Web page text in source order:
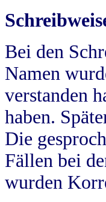
Bei den
Namen
verstanden
haben.
Die
Fällen bei
wurden